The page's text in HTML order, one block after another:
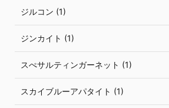
ジルコン (1)
ジンカイト (1)
スぺサルティンガーネット (1)
スカイブルーアパタイト (1)